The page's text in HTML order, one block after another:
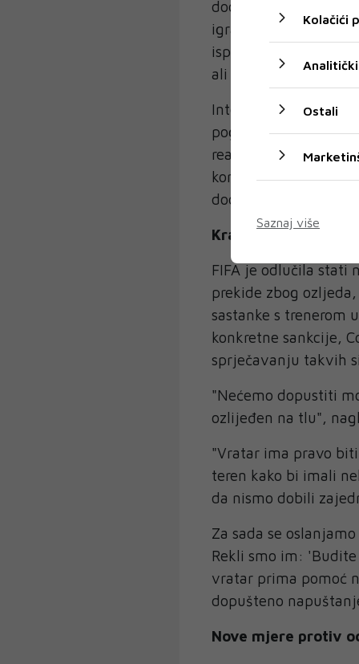
dodijeljenih drugih
igrača te kod
ispraviti odluku ako
ali neće moći
Intervencije kod
pogrešaka koje ne
reagirati i kada je
kornera. U tom
dodijeliti disciplinsku
Kraj za "taktičke
FIFA je odlučila stati
prekide zbog
sastanke s trenerom
konkretne sankcije,
sprječavanju takvih
"Nećemo dopustiti
ozlijeđen na tlu",
"Vratar ima pravo
teren kako bi imali
da nismo dobili
Za sada se
Rekli smo im:
vratar prima pomoć
dopušteno
Nove mjere protiv
Kolačići
Analitički
Ostali
Saznaj više